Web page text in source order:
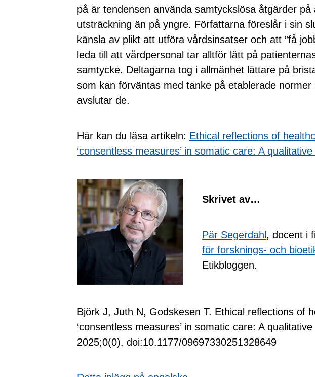
på är tendensen använda samtyckslösa åtgärder
utsträckning än på yngre. Författarna föreslår i sin
känsla av plikt att utföra vårdsinsatser och att ”få
leda till att vårdpersonal tar alltför lätt på
samtycke. Deltagarna tog i allmänhet lättare på
som kan förväntas med tanke på etablerade normer
avslutar de.
Här kan du läsa artikeln: Ethical reflections of
‘consentless measures’ in somatic care: A
Skrivet av…
Pär Segerdahl, docent i
för forsknings- och
Etikbloggen.
Björk J, Juth N, Godskesen T. Ethical reflections of
‘consentless measures’ in somatic care: A
2025;0(0). doi:10.1177/09697330251328649